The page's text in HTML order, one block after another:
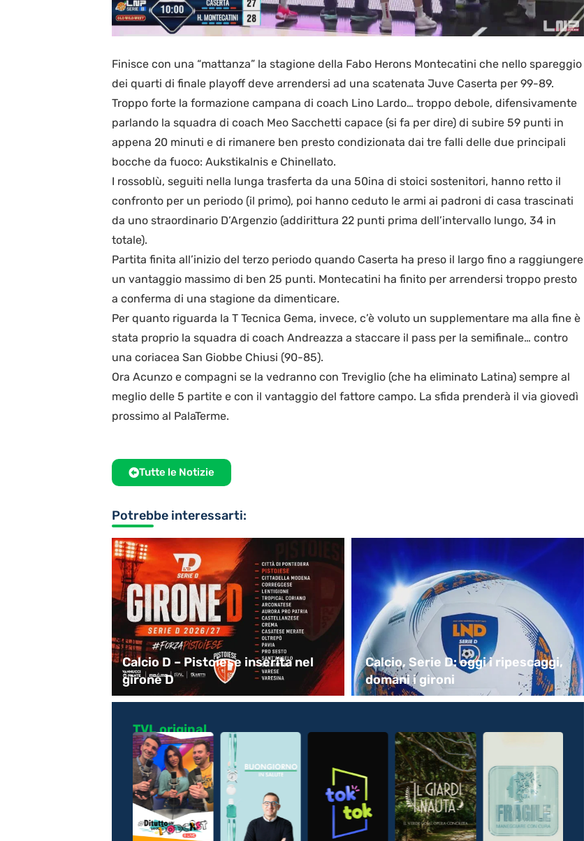
video
Finisce con una “mattanza” la stagione della Fabo Herons Montecatini che nello spareggio
dei quarti di finale playoff deve arrendersi ad una scatenata Juve Caserta per 99-89.
Troppo forte la formazione campana di coach Lino Lardo… troppo debole, difensivamente
parlando la squadra di coach Meo Sacchetti capace (si fa per dire) di subire 59 punti in
appena 20 minuti e di rimanere ben presto condizionata dai tre falli delle due principali
bocche da fuoco: Aukstikalnis e Chinellato.
I rossoblù, seguiti nella lunga trasferta da una 50ina di stoici sostenitori, hanno retto il
confronto per un periodo (il primo), poi hanno ceduto le armi ai padroni di casa trascinati
da uno straordinario D’Argenzio (addirittura 22 punti prima dell’intervallo lungo, 34 in
totale).
Partita finita all’inizio del terzo periodo quando Caserta ha preso il largo fino a raggiungere
un vantaggio massimo di ben 25 punti. Montecatini ha finito per arrendersi troppo presto
a conferma di una stagione da dimenticare.
Per quanto riguarda la T Tecnica Gema, invece, c’è voluto un supplementare ma alla fine è
stata proprio la squadra di coach Andreazza a staccare il pass per la semifinale… contro
una coriacea San Giobbe Chiusi (90-85).
Ora Acunzo e compagni se la vedranno con Treviglio (che ha eliminato Latina) sempre al
meglio delle 5 partite e con il vantaggio del fattore campo. La sfida prenderà il via giovedì
prossimo al PalaTerme.
Tutte le Notizie
Potrebbe interessarti:
Calcio D – Pistoiese inserita nel
girone D
Calcio, Serie D: oggi i ripescaggi,
domani i gironi
TVL original